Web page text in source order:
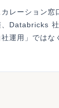
レーション窓
、Databricks
運用」ではな